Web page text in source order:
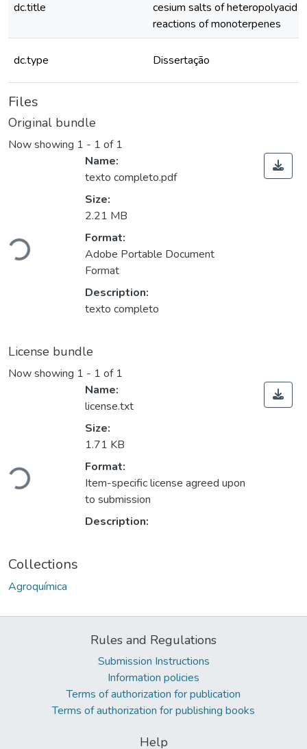
dc.title
cesium salts of heteropolyacid
reactions of monoterpenes
dc.type Dissertação
Files
Original bundle
Now showing 1 - 1 of 1
Loading...
Name:
texto completo.pdf
Size:
2.21 MB
Format:
Adobe Portable Document
Format
Description:
texto completo
License bundle
Now showing 1 - 1 of 1
Loading...
Name:
license.txt
Size:
1.71 KB
Format:
Item-specific license agreed upon
to submission
Description:
Collections
Agroquímica
Rules and Regulations
Submission Instructions
Information policies
Terms of authorization for publication
Terms of authorization for publishing books
Help